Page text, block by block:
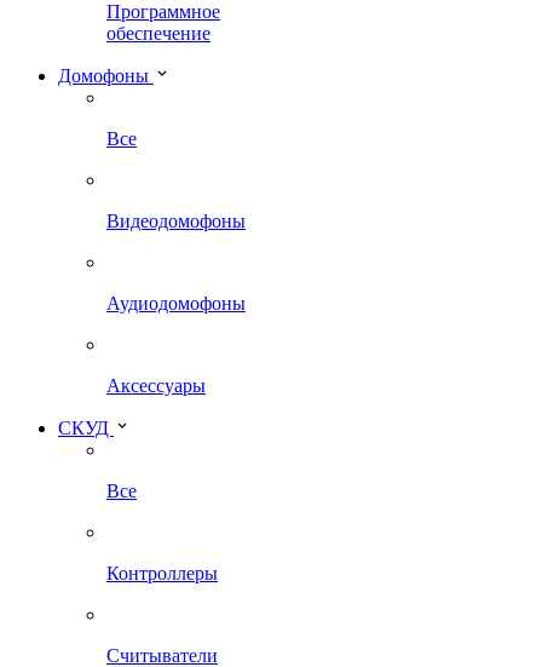
Программное
обеспечение
Домофоны
Все
Видеодомофоны
Аудиодомофоны
Аксессуары
СКУД
Все
Контроллеры
Считыватели